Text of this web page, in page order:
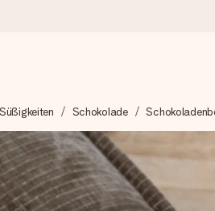
sorgfältig vor und schicken es
+15.000 Bewertungen)
Schokolade